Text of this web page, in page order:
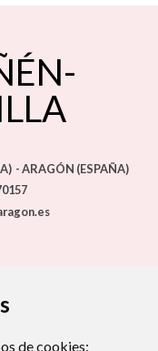
de cookies:
- ARAGÓN (ESPAÑA)